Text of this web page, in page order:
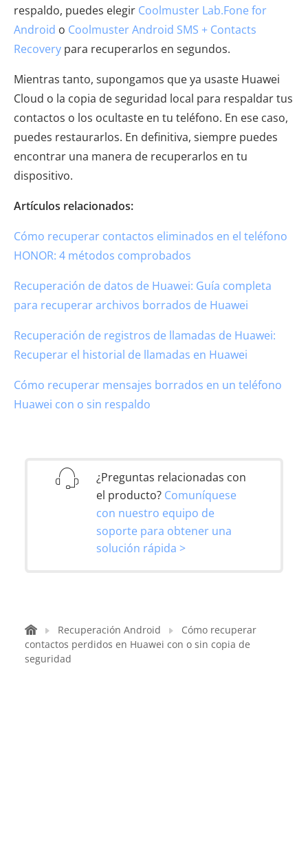
respaldo, puedes elegir Coolmuster Lab.Fone for
Android o Coolmuster Android SMS + Contacts
Recovery para recuperarlos en segundos.
Mientras tanto, supongamos que ya usaste Huawei
Cloud o la copia de seguridad local para respaldar tus
contactos o los ocultaste en tu teléfono. En ese caso,
puedes restaurarlos. En definitiva, siempre puedes
encontrar una manera de recuperarlos en tu
dispositivo.
Artículos relacionados:
Cómo recuperar contactos eliminados en el teléfono
HONOR: 4 métodos comprobados
Recuperación de datos de Huawei: Guía completa
para recuperar archivos borrados de Huawei
Recuperación de registros de llamadas de Huawei:
Recuperar el historial de llamadas en Huawei
Cómo recuperar mensajes borrados en un teléfono
Huawei con o sin respaldo
¿Preguntas relacionadas con
el producto? Comuníquese
con nuestro equipo de
soporte para obtener una
solución rápida >
Recuperación Android
Cómo recuperar
contactos perdidos en Huawei con o sin copia de
seguridad